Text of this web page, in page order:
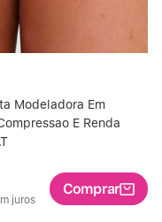
Modeladora Em
E Renda
juros
Comprar